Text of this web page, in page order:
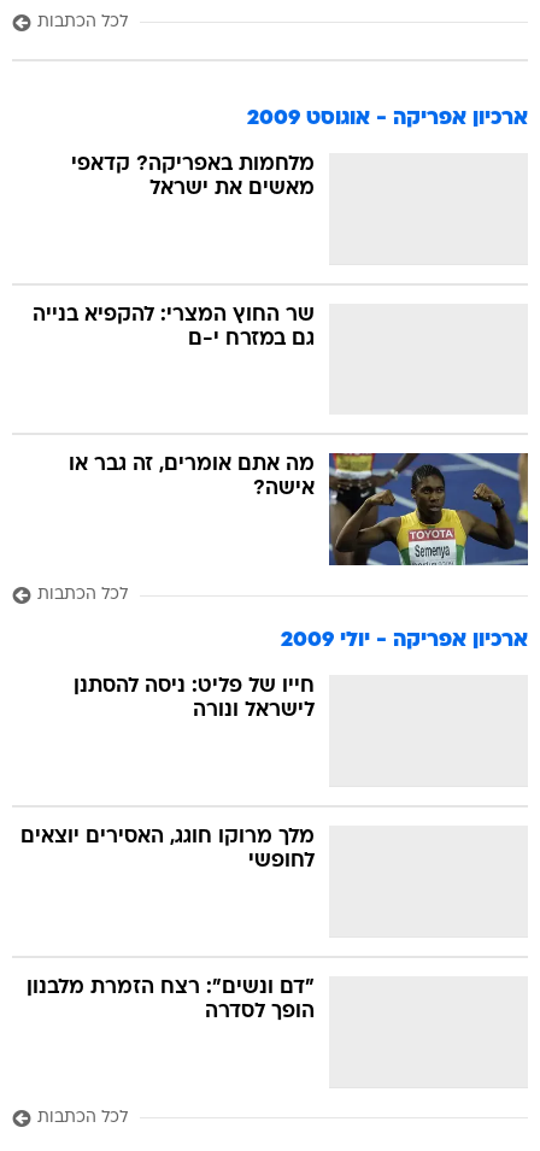
לכל הכתבות
ארכיון אפריקה - אוגוסט 2009
מלחמות באפריקה? קדאפי
מאשים את ישראל
שר החוץ המצרי: להקפיא בנייה
גם במזרח י-ם
מה אתם אומרים, זה גבר או
אישה?
לכל הכתבות
ארכיון אפריקה - יולי 2009
חייו של פליט: ניסה להסתנן
לישראל ונורה
מלך מרוקו חוגג, האסירים יוצאים
לחופשי
"דם ונשים": רצח הזמרת מלבנון
הופך לסדרה
לכל הכתבות